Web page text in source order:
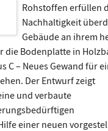
Rohstoffen erfüllen
Nachhaltigkeit
Gebäude an ihrem
die Bodenplatte in
C – Neues Gewand für
Der Entwurf zeigt
und verbaute
einer neuen